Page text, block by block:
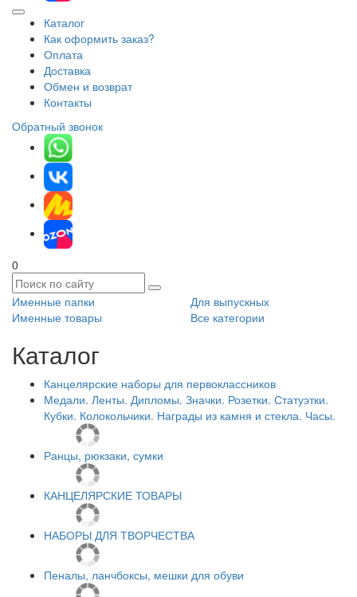
Каталог
Как оформить заказ?
Оплата
Доставка
Обмен и возврат
Контакты
Обратный звонок
0
Именные папки
Для выпускных
Именные товары
Все категории
Каталог
Канцелярские наборы для первоклассников
Медали. Ленты. Дипломы. Значки. Розетки. Статуэтки.
Кубки. Колокольчики. Награды из камня и стекла. Часы.
Ранцы, рюкзаки, сумки
КАНЦЕЛЯРСКИЕ ТОВАРЫ
НАБОРЫ ДЛЯ ТВОРЧЕСТВА
Пеналы, ланчбоксы, мешки для обуви